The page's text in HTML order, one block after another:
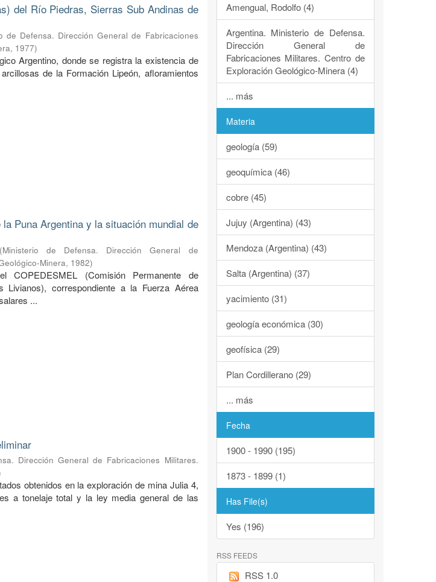
del Río Piedras, Sierras Sub Andinas de
de Defensa. Dirección General de Fabricaciones
, 1977)
Argentino, donde se registra la existencia de
de la Formación Lipeón, afloramientos
Puna Argentina y la situación mundial de
(Ministerio de Defensa. Dirección General de
Minera, 1982)
COPEDESMEL (Comisión Permanente de
Livianos), correspondiente a la Fuerza Aérea
...
Dirección General de Fabricaciones Militares.
obtenidos en la exploración de mina Julia 4,
a tonelaje total y la ley media general de las
Amengual, Rodolfo (4)
Argentina. Ministerio de Defensa.
Dirección General de
Fabricaciones Militares. Centro de
Exploración Geológico-Minera (4)
... más
Materia
geología (59)
geoquímica (46)
cobre (45)
Jujuy (Argentina) (43)
Mendoza (Argentina) (43)
Salta (Argentina) (37)
yacimiento (31)
geología económica (30)
geofísica (29)
Plan Cordillerano (29)
... más
Fecha
1900 - 1990 (195)
1873 - 1899 (1)
Has File(s)
Yes (196)
RSS FEEDS
RSS 1.0